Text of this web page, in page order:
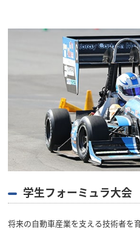
学生フォーミュラ大会
将来の自動車産業を支える技術者を